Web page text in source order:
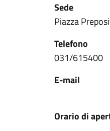
Sede
Piazza
Telefono
031/615400
E-mail
Orario di